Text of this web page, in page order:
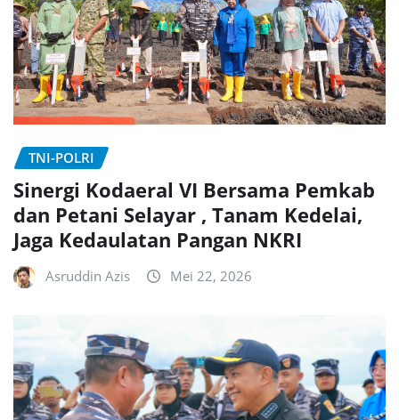
TNI-POLRI
Sinergi Kodaeral VI Bersama Pemkab
dan Petani Selayar , Tanam Kedelai,
Jaga Kedaulatan Pangan NKRI
Asruddin Azis Mei 22, 2026